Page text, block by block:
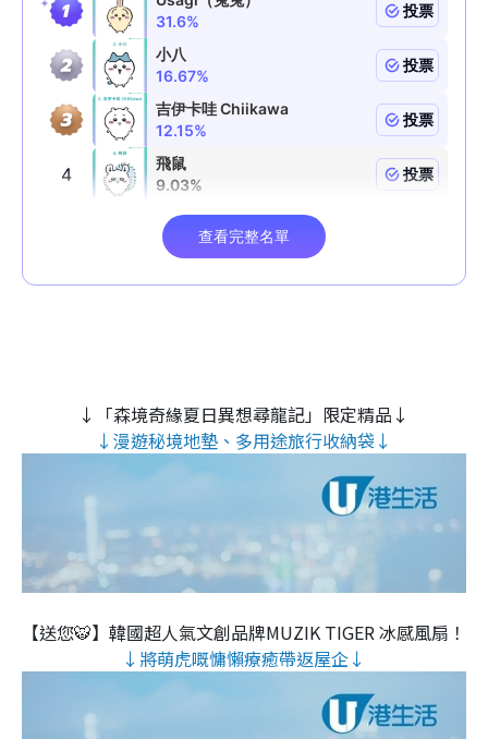
↓「森境奇緣夏日異想尋龍記」限定精品↓
↓漫遊秘境地墊、多用途旅行收納袋↓
【送您🐯】韓國超人氣文創品牌MUZIK TIGER 冰感風扇！
↓將萌虎嘅慵懶療癒帶返屋企↓